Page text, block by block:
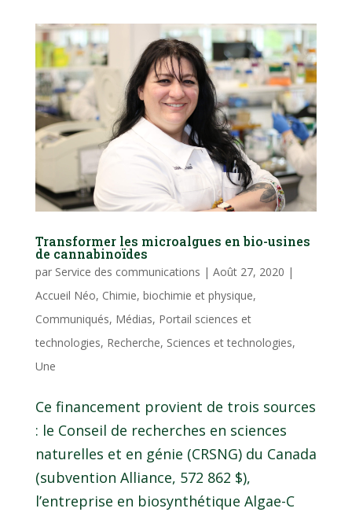
Transformer les microalgues en bio-usines
de cannabinoïdes
par Service des communications | Août 27, 2020 |
Accueil Néo, Chimie, biochimie et physique,
Communiqués, Médias, Portail sciences et
technologies, Recherche, Sciences et technologies,
Une
Ce financement provient de trois sources
: le Conseil de recherches en sciences
naturelles et en génie (CRSNG) du Canada
(subvention Alliance, 572 862 $),
l’entreprise en biosynthétique Algae-C